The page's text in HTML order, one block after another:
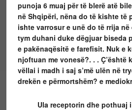
punoja 6 muaj për të blerë atë
në Shqipëri, nëna do të kishte të
ishte varrosur e unë do të rrija
tym duhani duke dëgjuar biseda
e pakënaqësitë e farefisit. Nuk e
njoftuan me vonesë?. . . Ç’është
vëllai i madh i saj s’më ulën në
drekën e përmortshëm? e
Ula receptorin dhe pothuaj i